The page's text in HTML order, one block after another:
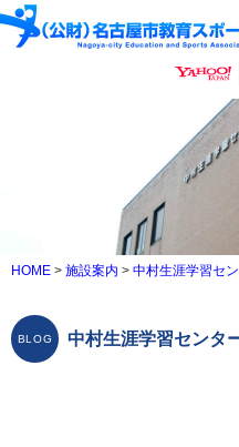
HOME > 施設案内 > 中村生涯学習セ
中村生涯学習センタ